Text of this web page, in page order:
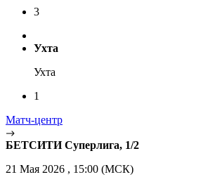
3
Ухта
Ухта
1
Матч-центр
БЕТСИТИ Суперлига, 1/2
21 Мая 2026 , 15:00 (МСК)